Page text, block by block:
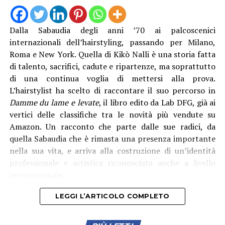
in ambienti marini”, è stato spiegato. Con il direttore
generale Natalino Corbo e il presidente del Consorzio di
Bonifica Lino Conti, erano presenti l’assessore regionale
all’Agricoltura Giancarlo Righini, il direttore generale di
Anbi Lazio Andrea Renna, il presidente della
commissione regionale attività produttive, Vittorio
Sambucci e il sindaco di Terracina Francesco Giannetti.
Dalla Sabaudia degli anni ’70 ai palcoscenici
internazionali dell’hairstyling, passando per Milano,
Roma e New York. Quella di Kikò Nalli è una storia fatta
di talento, sacrifici, cadute e ripartenze, ma soprattutto
di una continua voglia di mettersi alla prova.
L’hairstylist ha scelto di raccontare il suo percorso in
Damme du lame e levate, il libro edito da Lab DFG, già ai
vertici delle classifiche tra le novità più vendute su
Amazon. Un racconto che parte dalle sue radici, da
quella Sabaudia che è rimasta una presenza importante
nella sua vita, e arriva alla costruzione di un’identità
professionale e artistica riconosciuta anche a livello
LEGGI L’ARTICOLO COMPLETO